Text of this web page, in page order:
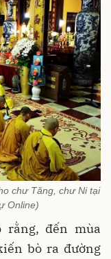
chư Tăng, chư Ni tại
Online)
rằng, đến mùa
bò ra đường